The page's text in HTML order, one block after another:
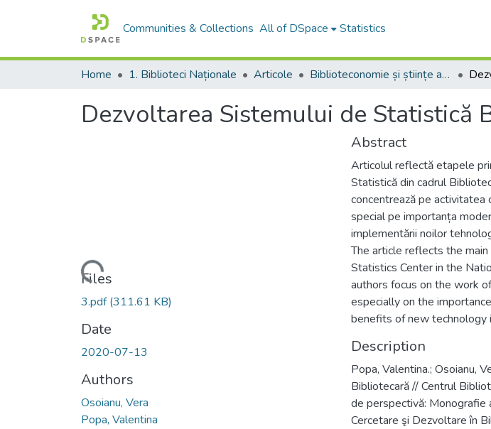
Communities & Collections All of DSpace Statistics
Home 1. Biblioteci Naționale Articole Biblioteconomie și științe ale informării:aspecte teoretice și generalități
Dezvoltarea Sistemului de Statistică
Loading...
Files
3.pdf(311.61 KB)
Date
2020-07-13
Authors
Osoianu, Vera
Popa, Valentina
Abstract
Articolul reflectă etapele
Statistică din cadrul
concentrează pe activitatea
special pe importanța
implementării noilor
The article reflects the
Statistics Center in the
authors focus on the work
especially on the
benefits of new technology
Description
Popa, Valentina.; Osoianu,
Bibliotecară // Centrul
de perspectivă: Monografie
Cercetare şi Dezvoltare în